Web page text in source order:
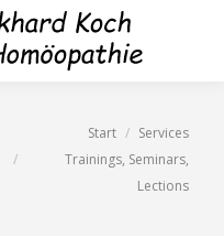
Sie befinden sich hier:
Start
Services
Trainings, Seminars,
Lections